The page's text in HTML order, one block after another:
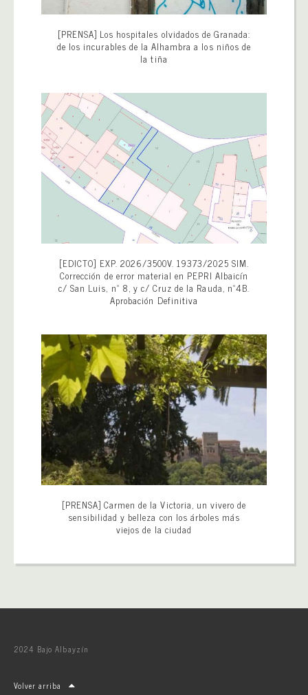
[PRENSA] Los hospitales olvidados de Granada:
de los incurables de la Alhambra a los niños de
la tiña
[EDICTO] EXP. 2026/3500V. 19373/2025 SIM.
Corrección de error material en PEPRI Albaicín
c/ San Luis, nº 8, y c/ Cruz de la Rauda, nº4B.
Aprobación Definitiva
[PRENSA] Carmen de la Victoria, un vivero de
sensibilidad y belleza con los árboles más
viejos de la ciudad
2024 Bajo Albayzín
Volver arriba